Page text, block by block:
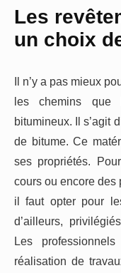
Les
un choix
Il n’y a pas mieux
les chemins que
bitumineux. Il s’agit
de bitume. Ce
ses propriétés.
cours ou encore des
il faut opter pour
d’ailleurs,
Les
réalisation de